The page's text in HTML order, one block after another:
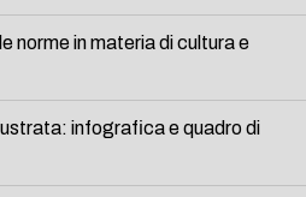
norme in materia di cultura e
infografica e quadro di